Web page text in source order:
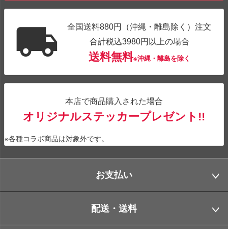
全国送料880円（沖縄・離島除く）注文
合計税込3980円以上の場合
送料無料※沖縄・離島を除く
本店で商品購入された場合
オリジナルステッカープレゼント!!
※各種コラボ商品は対象外です。
お支払い
配送・送料